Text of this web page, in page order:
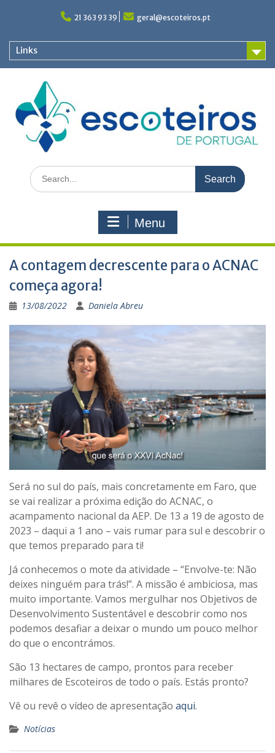
21 363 93 39 geral@escoteiros.pt
Links
Search
for:
Menu
A contagem decrescente para o ACNAC
começa agora!
13/08/2022 Daniela Abreu
Será no sul do país, mais concretamente em Faro, que
se vai realizar a próxima edição do ACNAC, o
acampamento nacional da AEP. De 13 a 19 de agosto de
2023 – daqui a 1 ano – vais rumar para sul e descobrir o
que temos preparado para ti!
Já conhecemos o mote da atividade – “Envolve-te: Não
deixes ninguém para trás!”. A missão é ambiciosa, mas
muito importante. Vamos mergulhar nos Objetivos de
Desenvolvimento Sustentável e descobrir como nos
podemos desafiar a deixar o mundo um pouco melhor
do que o encontrámos.
São 13 hectares de campo, prontos para receber
milhares de Escoteiros de todo o país. Estás pronto?
Vê ou revê o vídeo de apresentação aqui.
Notícias